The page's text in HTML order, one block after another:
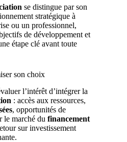
se distingue par son
stratégique à
ou un professionnel,
de développement et
étape clé avant toute
son choix
l’intérêt d’intégrer la
: accès aux ressources,
, opportunités de
le marché du financement
sur investissement